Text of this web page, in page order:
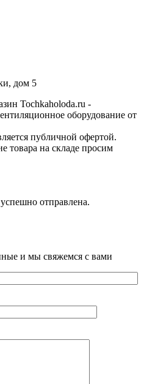
дом 5
Tochkaholoda.ru -
оборудование от
публичной офертой.
товара на складе просим
отправлена.
и мы свяжемся с вами